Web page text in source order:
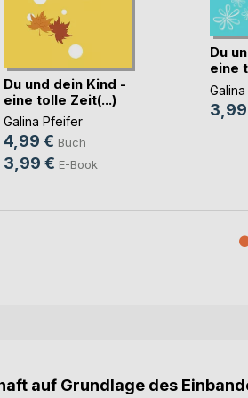
Du und dein Kind -
eine tolle Zeit(...)
Galina Pfeifer
4,99 € Buch
3,99 € E-Book
Du
eine
auf Grundlage des